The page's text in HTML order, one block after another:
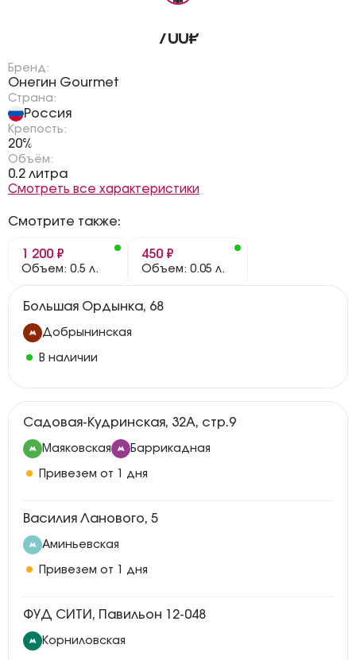
700₽
Бренд:
Онегин Gourmet
Страна:
Россия
Крепость:
20%
Объём:
0.2 литра
Смотреть все характеристики
Смотрите также:
1 200 ₽
Объем: 0.5 л.
450 ₽
Объем: 0.05 л.
Большая Ордынка, 68
Добрынинская
В наличии
Садовая-Кудринская, 32А, стр.9
Маяковская Баррикадная
Привезем от 1 дня
Василия Ланового, 5
Аминьевская
Привезем от 1 дня
ФУД СИТИ, Павильон 12-048
Корниловская